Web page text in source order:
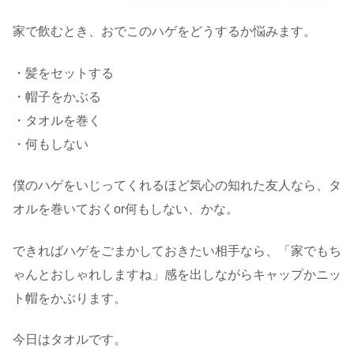
家で飲むとき、おでこのハゲをどうするか悩みます。
・髪をセットする
・帽子をかぶる
・タオルを巻く
・何もしない
僕のハゲをいじってくれるほど気心の知れた友人なら、タ
オルを巻いておくor何もしない、かな。
できればハゲをごまかしておきたい相手なら、「家でもち
ゃんとおしゃれしますね」感を出しながらキャップかニッ
ト帽をかぶります。
今日はタオルです。